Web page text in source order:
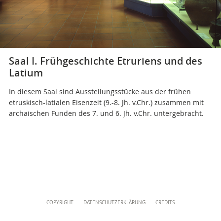
Direktionsbüro
+39 06 69883332
musei@scv.va
Saal I. Frühgeschichte Etruriens und des
Latium
In diesem Saal sind Ausstellungsstücke aus der frühen
etruskisch-latialen Eisenzeit (9.-8. Jh. v.Chr.) zusammen mit
archaischen Funden des 7. und 6. Jh. v.Chr. untergebracht.
COPYRIGHT DATENSCHUTZERKLÄRUNG CREDITS